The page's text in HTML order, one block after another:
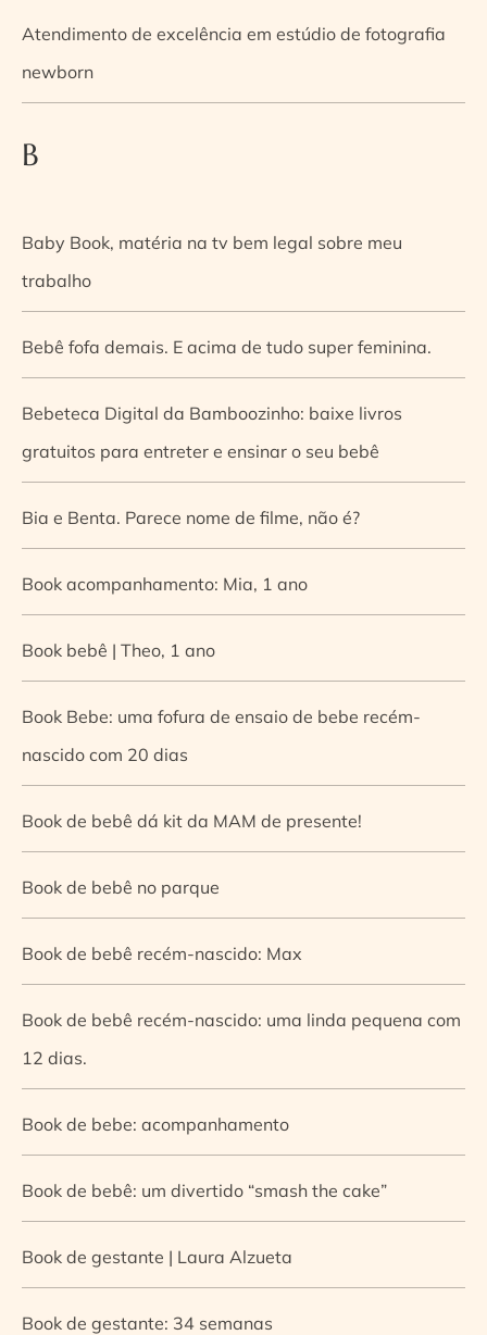
Atendimento de excelência em estúdio de fotografia
newborn
B
Baby Book, matéria na tv bem legal sobre meu
trabalho
Bebê fofa demais. E acima de tudo super feminina.
Bebeteca Digital da Bamboozinho: baixe livros
gratuitos para entreter e ensinar o seu bebê
Bia e Benta. Parece nome de filme, não é?
Book acompanhamento: Mia, 1 ano
Book bebê | Theo, 1 ano
Book Bebe: uma fofura de ensaio de bebe recém-
nascido com 20 dias
Book de bebê dá kit da MAM de presente!
Book de bebê no parque
Book de bebê recém-nascido: Max
Book de bebê recém-nascido: uma linda pequena com
12 dias.
Book de bebe: acompanhamento
Book de bebê: um divertido “smash the cake”
Book de gestante | Laura Alzueta
Book de gestante: 34 semanas